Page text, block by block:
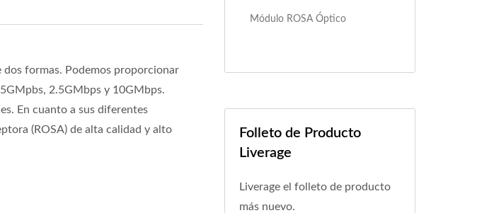
formas. Podemos proporcionar
2.5GMbps y 10GMbps.
En cuanto a sus diferentes
(ROSA) de alta calidad y alto
Módulo ROSA Óptico
Folleto de Producto
Liverage
Liverage el folleto de producto
más nuevo.